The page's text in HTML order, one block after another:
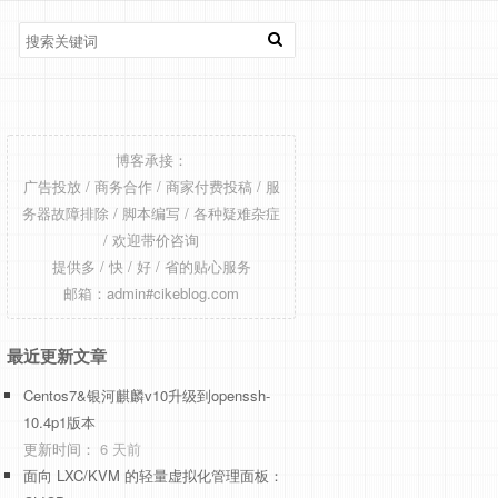
博客承接：
广告投放 / 商务合作 / 商家付费投稿 / 服
务器故障排除 / 脚本编写 / 各种疑难杂症
/ 欢迎带价咨询
提供多 / 快 / 好 / 省的贴心服务
邮箱：admin#cikeblog.com
最近更新文章
Centos7&银河麒麟v10升级到openssh-
10.4p1版本
更新时间： 6 天前
面向 LXC/KVM 的轻量虚拟化管理面板：